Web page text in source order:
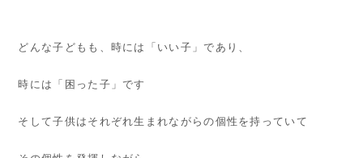
どんな子どもも、時には「いい子」であり、
時には「困った子」です
そして子供はそれぞれ生まれながらの個性を持っていて